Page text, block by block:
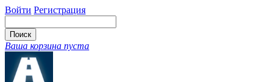
Войти Регистрация
Ваша корзина пуста